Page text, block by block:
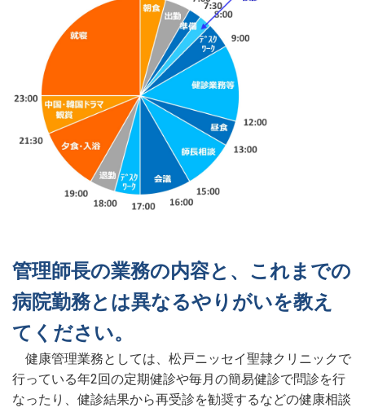
管理師長の業務の内容と、これまでの
病院勤務とは異なるやりがいを教え
てください。
健康管理業務としては、松戸ニッセイ聖隷クリニックで
行っている年2回の定期健診や毎月の簡易健診で問診を行
なったり、健診結果から再受診を勧奨するなどの健康相談